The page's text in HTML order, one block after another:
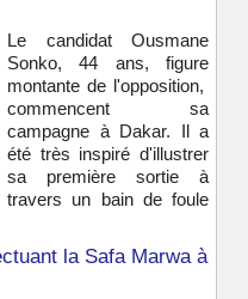
Le candidat Ousmane
Sonko, 44 ans, figure
montante de l'opposition,
commencent sa
campagne à Dakar. Il a
été très inspiré d'illustrer
sa première sortie à
travers un bain de foule
la Safa Marwa à